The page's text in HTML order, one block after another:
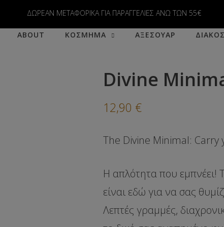
ΔΩΡΕΑΝ ΜΕΤΑΦΟΡΙΚΑ ΓΙΑ ΠΑΡΑΓΓΕΛΙΕΣ ΑΝΩ ΤΩΝ 55€
ABOUT ΚΟΣΜΗΜΑ ΑΞΕΣΟΥΑΡ
Divine
12,90 €
The Divine Minimal: Carry
Η απλότητα που εμπνέει!
είναι εδώ για να σας
Λεπτές γραμμές,